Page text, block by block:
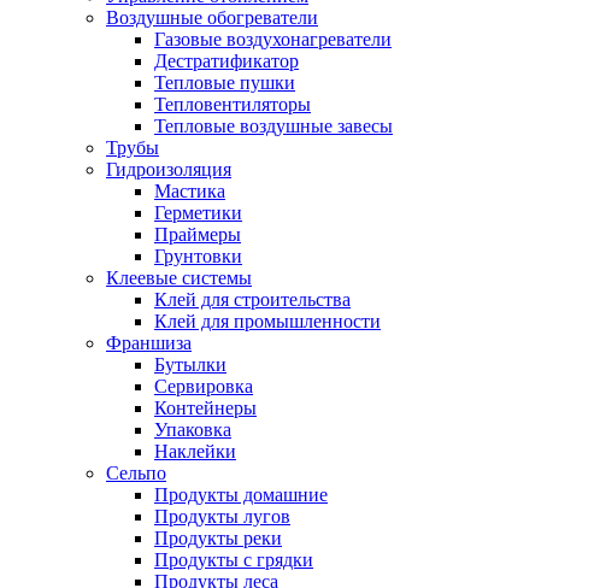
Воздушные обогреватели
Газовые воздухонагреватели
Дестратификатор
Тепловые пушки
Тепловентиляторы
Тепловые воздушные завесы
Трубы
Гидроизоляция
Мастика
Герметики
Праймеры
Грунтовки
Клеевые системы
Клей для строительства
Клей для промышленности
Франшиза
Бутылки
Сервировка
Контейнеры
Упаковка
Наклейки
Сельпо
Продукты домашние
Продукты лугов
Продукты реки
Продукты с грядки
Продукты леса